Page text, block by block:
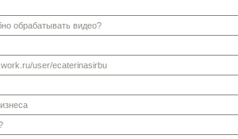
обрабатывать видео?
user/ecaterinasirbu